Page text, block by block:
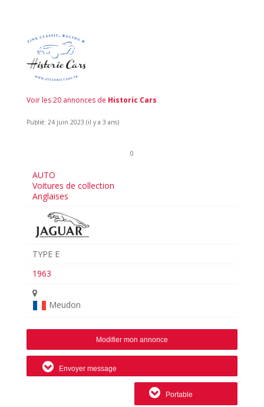
Voir les 20 annonces de Historic Cars
Publié: 24 juin 2023 (il y a 3 ans)
0
AUTO
Voitures de collection
Anglaises
TYPE E
1963
Meudon
Modifier mon annonce
Envoyer message
Portable